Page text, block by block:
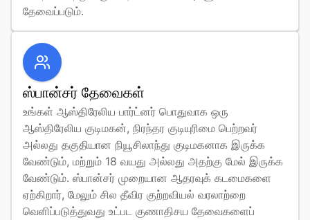
தேவைப்படும்.
ஸ்பான்சர் தேவைகள்
உங்கள் ஆஸ்திரேலிய பார்ட்னர் பொதுவாக ஒரு
ஆஸ்திரேலிய குடிமகன், நிரந்தர குடியுரிமை பெற்றவர்
அல்லது தகுதியான நியூசிலாந்து குடிமகனாக இருக்க
வேண்டும், மற்றும் 18 வயது அல்லது அதற்கு மேல் இருக்க
வேண்டும். ஸ்பான்சர் முறையான ஆதரவுக் கடமைகளை
ஏற்கிறார், மேலும் சில தீவிர குற்றவியல் வரலாற்றை
வெளிப்படுத்துவது உட்பட குணாதிசய தேவைகளைப்